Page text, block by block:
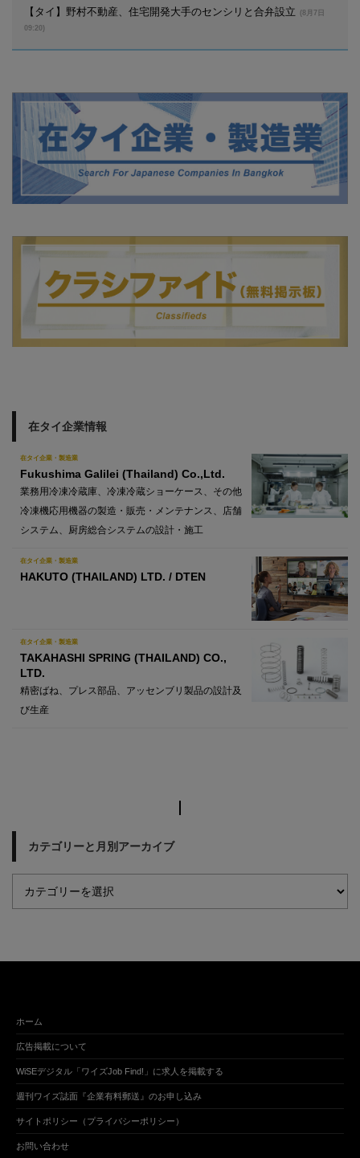
【タイ】野村不動産、住宅開発大手のセンシリと合弁設立
(8月7日
09:20)
在タイ企業情報
在タイ企業・製造業
Fukushima Galilei (Thailand) Co.,Ltd.
業務用冷凍冷蔵庫、冷凍冷蔵ショーケース、その他
冷凍機応用機器の製造・販売・メンテナンス、店舗
システム、厨房総合システムの設計・施工
在タイ企業・製造業
HAKUTO (THAILAND) LTD. / DTEN
在タイ企業・製造業
TAKAHASHI SPRING (THAILAND) CO.,
LTD.
精密ばね、プレス部品、アッセンブリ製品の設計及
び生産
カテゴリーと月別アーカイブ
ホーム
広告掲載について
WiSEデジタル「ワイズJob Find!」に求人を掲載する
週刊ワイズ誌面『企業有料郵送』のお申し込み
サイトポリシー（プライバシーポリシー）
お問い合わせ